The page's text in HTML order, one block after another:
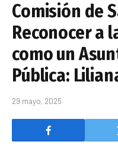
Comisión de
Reconocer a
como un
Pública:
29 mayo, 2025